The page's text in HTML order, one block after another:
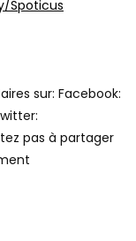
Spoticus
sur: Facebook:
pas à partager